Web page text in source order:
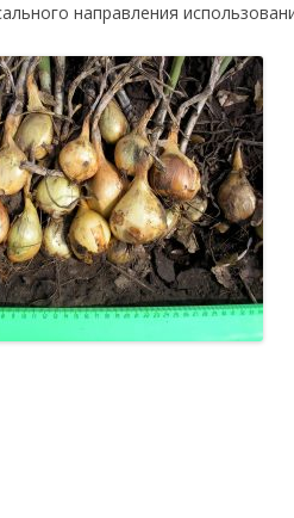
направления